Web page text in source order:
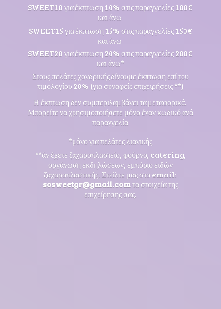
SWEET10 για έκπτωση 10% στις παραγγελίες 100€
και άνω
SWEET15 για έκπτωση 15% στις παραγγελίες 150€
και άνω
SWEET20 για έκπτωση 20% στις παραγγελίες 200€
και άνω*
Στους πελάτες χονδρικής δίνουμε έκπτωση επί του
τιμολογίου 20% (για συναφείς επιχειρήσεις **)
Η έκπτωση δεν συμπεριλαμβάνει τα μεταφορικά.
Μπορείτε να χρησιμοποιήσετε μόνο έναν κωδικό ανά
παραγγελία
*μόνο για πελάτες λιανικής
**άν έχετε ζαχαροπλαστείο, φούρνο, catering,
οργάνωση εκδηλώσεων, εμπόριο ειδών
ζαχαροπλαστικής. Στείλτε μας στο email:
sosweetgr@gmail.comτα στοιχεία της
επιχείρησης σας.